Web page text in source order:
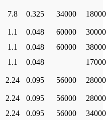
7.8 0.325 34000
18000
1.1 0.048 60000
30000
1.1 0.048 60000
38000
1.1 0.048
17000
2.24 0.095 56000
28000
2.24 0.095 56000
28000
2.24 0.095 56000
34000